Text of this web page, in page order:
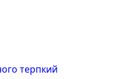
терпкий